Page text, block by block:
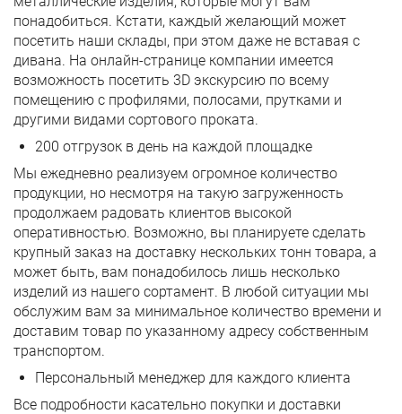
понадобиться. Кстати, каждый желающий может
посетить наши склады, при этом даже не вставая с
дивана. На онлайн-странице компании имеется
возможность посетить 3D экскурсию по всему
помещению с профилями, полосами, прутками и
другими видами сортового проката.
200 отгрузок в день на каждой площадке
Мы ежедневно реализуем огромное количество
продукции, но несмотря на такую загруженность
продолжаем радовать клиентов высокой
оперативностью. Возможно, вы планируете сделать
крупный заказ на доставку нескольких тонн товара, а
может быть, вам понадобилось лишь несколько
изделий из нашего сортамент. В любой ситуации мы
обслужим вам за минимальное количество времени и
доставим товар по указанному адресу собственным
транспортом.
Персональный менеджер для каждого клиента
Все подробности касательно покупки и доставки